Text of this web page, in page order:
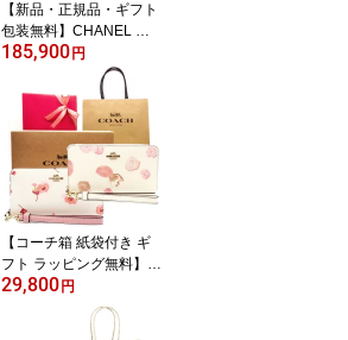
【新品・正規品・ギフト
包装無料】CHANEL シ
ャネル 財布 マトラッセ
キャビアスキン AP0241
二つ折り長財布 ブラック
【新作・新品・正規品】
シャネル財布 CHANEL
財布【シャネル サイフ】
【ブランド】【楽ギフ_
包装】【02P01Oct16】
185,900 円
【コーチ箱 紙袋付き ギ
フト ラッピング無料】コ
ーチ 財布 COACH 長財
布 フローラルプリント
花柄 アコーディオン長財
29,800 円